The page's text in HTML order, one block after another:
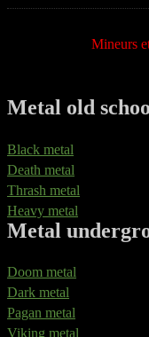
Mineurs
Metal old
Black metal
Death metal
Thrash metal
Heavy metal
Metal
Doom metal
Dark metal
Pagan metal
Viking metal